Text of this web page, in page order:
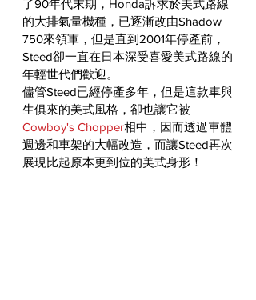
了90年代末期，Honda訴求於美式路線
的大排氣量機種，已逐漸改由Shadow
750來領軍，但是直到2001年停產前，
Steed卻一直在日本深受喜愛美式路線的
年輕世代們歡迎。
儘管Steed已經停產多年，但是這款車與
生俱來的美式風格，卻也讓它被
Cowboy's Chopper相中，因而透過車體
週邊和車架的大幅改造，而讓Steed再次
展現比起原本更到位的美式身形！